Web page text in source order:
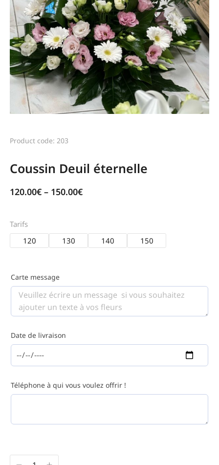
Product code: 203
Coussin Deuil éternelle
120.00€ – 150.00€
Tarifs
120
130 140 150
Carte message
Date de livraison
Téléphone à qui vous voulez offrir !